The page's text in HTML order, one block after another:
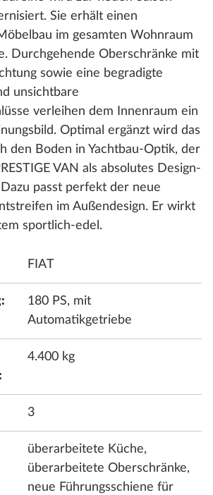
Sie erhält einen
im gesamten Wohnraum
Durchgehende Oberschränke mit
sowie eine begradigte
unsichtbare
verleihen dem Innenraum ein
Optimal ergänzt wird das
den Boden in Yachtbau-Optik, der
VAN als absolutes Design-
passt perfekt der neue
im Außendesign. Er wirkt
sportlich-edel.
FIAT
180 PS, mit
Automatikgetriebe
4.400 kg
3
überarbeitete Küche,
überarbeitete Oberschränke,
neue Führungsschiene für